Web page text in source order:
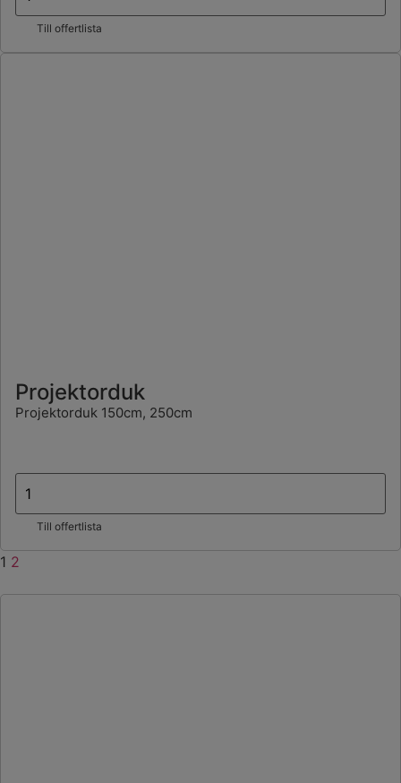
Till offertlista
Projektorduk
Projektorduk 150cm, 250cm
Till offertlista
1 2